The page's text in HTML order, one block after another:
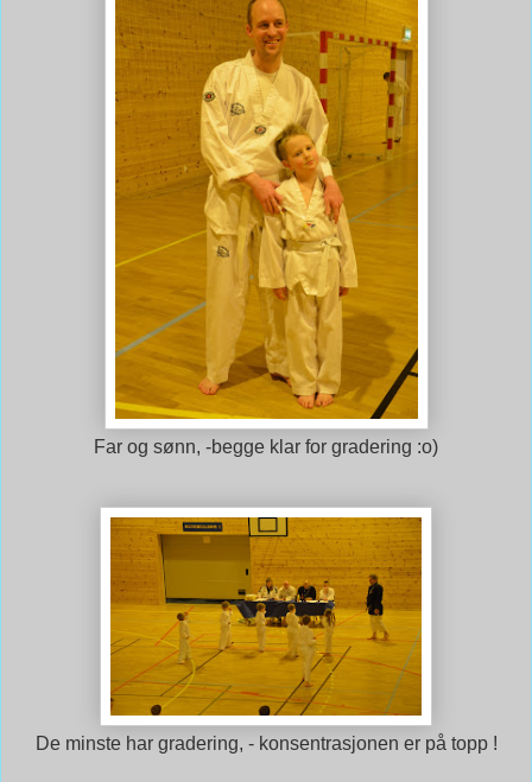
Far og sønn, -begge klar for gradering :o)
De minste har gradering, - konsentrasjonen er på topp !